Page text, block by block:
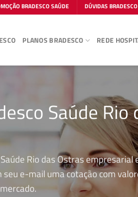
BRADESCO SAÚDE DÚVIDAS
PLANOS BRADESCO REDE
Saúde Rio
Rio das Ostras empresarial
e-mail uma cotação com